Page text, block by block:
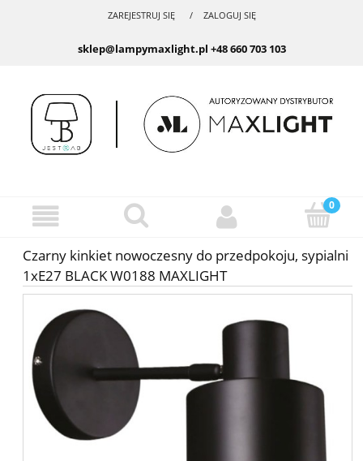
ZAREJESTRUJ SIĘ ZALOGUJ SIĘ
sklep@lampymaxlight.pl +48 660 703 103
Czarny kinkiet nowoczesny do przedpokoju, sypialni
1xE27 BLACK W0188 MAXLIGHT